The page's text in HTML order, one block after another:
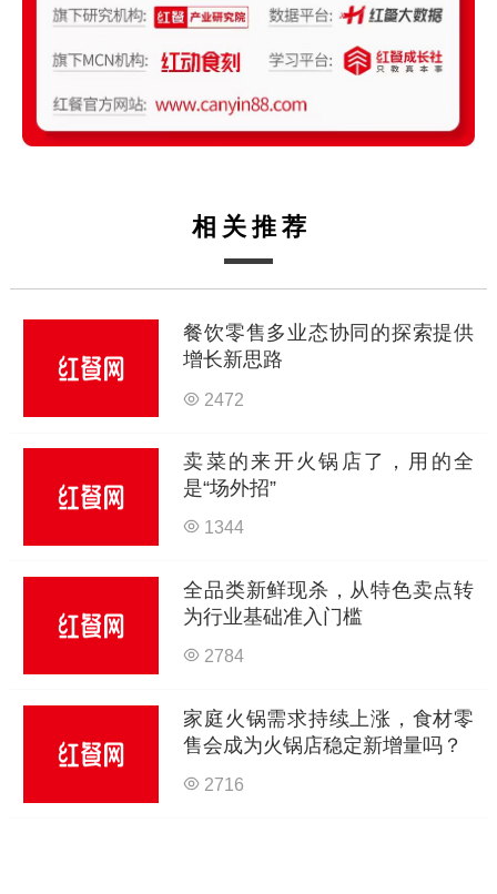
相关推荐
餐饮零售多业态协同的探索提供
增长新思路
2472
卖菜的来开火锅店了，用的全
是“场外招”
1344
全品类新鲜现杀，从特色卖点转
为行业基础准入门槛
2784
家庭火锅需求持续上涨，食材零
售会成为火锅店稳定新增量吗？
2716